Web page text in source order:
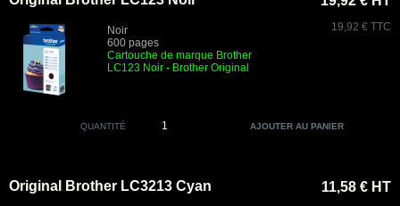
Noir
600 pages
Cartouche de marque Brother
LC123 Noir - Brother Original
19,92 € TTC
QUANTITÉ
Original Brother LC3213 Cyan 11,58 € HT